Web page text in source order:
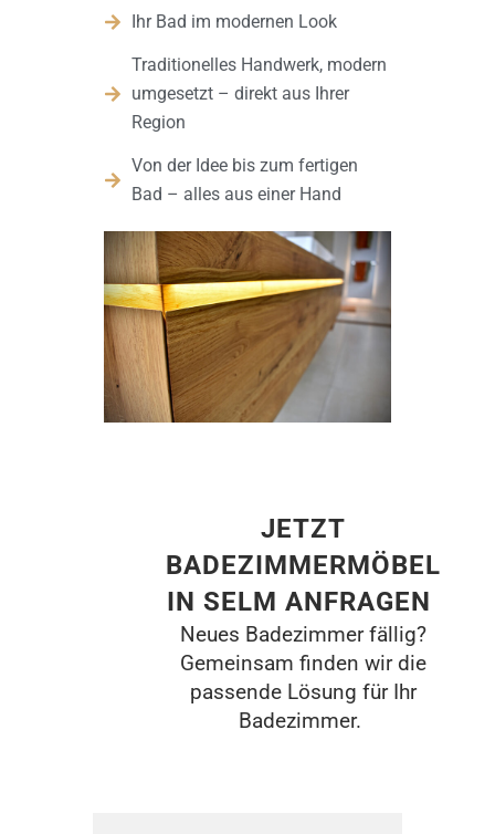
Ihr Bad im modernen Look
Traditionelles Handwerk, modern
umgesetzt – direkt aus Ihrer
Region
Von der Idee bis zum fertigen
Bad – alles aus einer Hand
JETZT
BADEZIMMERMÖBEL
IN SELM ANFRAGEN
Neues Badezimmer fällig?
Gemeinsam finden wir die
passende Lösung für Ihr
Badezimmer.